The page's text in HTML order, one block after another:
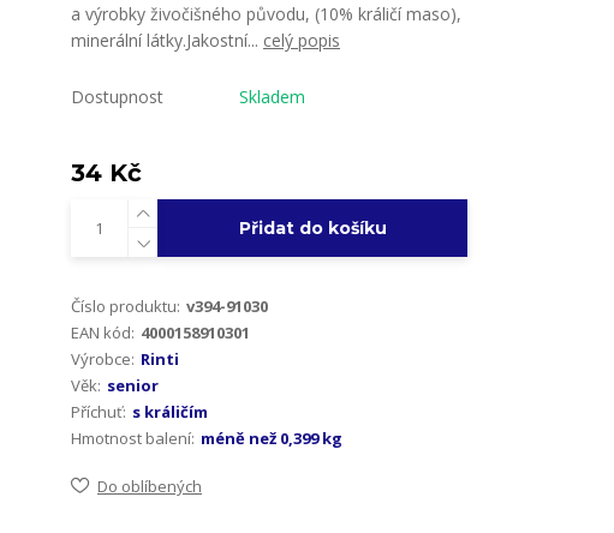
a výrobky živočišného původu, (10% králičí maso),
minerální látky.Jakostní... celý popis
Dostupnost Skladem
34 Kč
Přidat do košíku
Číslo produktu: v394-91030
EAN kód: 4000158910301
Výrobce: Rinti
Věk: senior
Příchuť: s králičím
Hmotnost balení: méně než 0,399 kg
Do oblíbených